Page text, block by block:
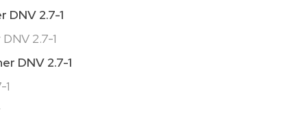
2.7-1
2.7-1
DNV 2.7-1